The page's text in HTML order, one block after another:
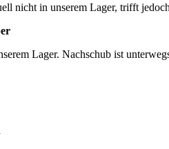
nicht in unserem Lager, trifft
Lager. Nachschub ist